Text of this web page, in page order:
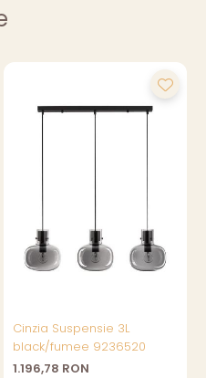
Cinzia Suspensie 3L
black/fumee 9236520
1.196,78 RON